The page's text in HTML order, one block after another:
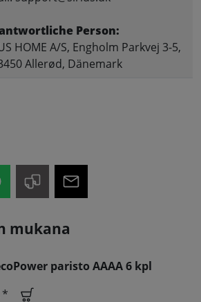
Person:
HOME A/S, Engholm Parkvej 3-5,
Allerød, Dänemark
mukana
paristo AAAA 6 kpl
*